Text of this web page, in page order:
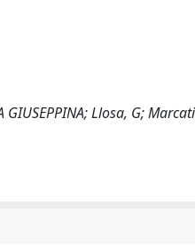
Llosa, G;